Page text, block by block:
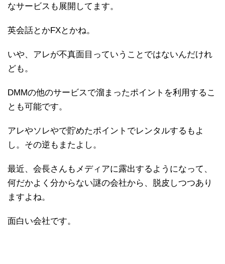
なサービスも展開してます。
英会話とかFXとかね。
いや、アレが不真面目っていうことではないんだけれ
ども。
DMMの他のサービスで溜まったポイントを利用するこ
とも可能です。
アレやソレやで貯めたポイントでレンタルするもよ
し。その逆もまたよし。
最近、会長さんもメディアに露出するようになって、
何だかよく分からない謎の会社から、脱皮しつつあり
ますよね。
面白い会社です。